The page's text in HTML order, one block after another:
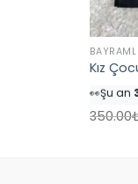
Kız
👀Şu an
⭐️Bu
🛒18 kişi
350.00